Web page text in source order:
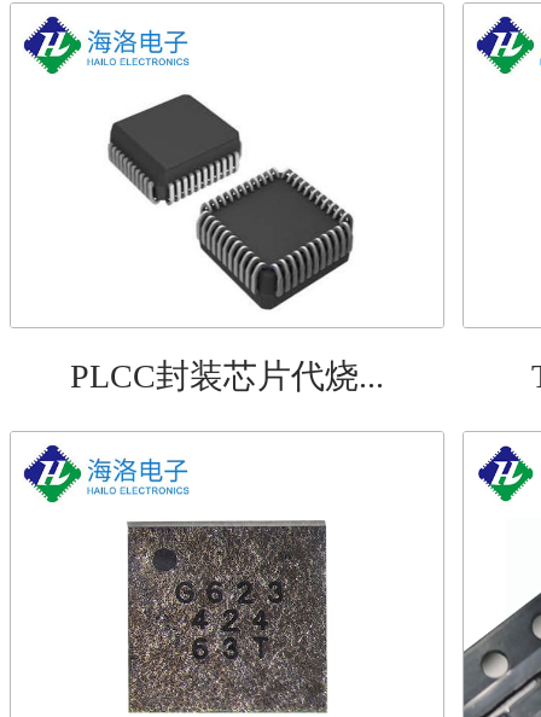
PLCC封装芯片代烧...